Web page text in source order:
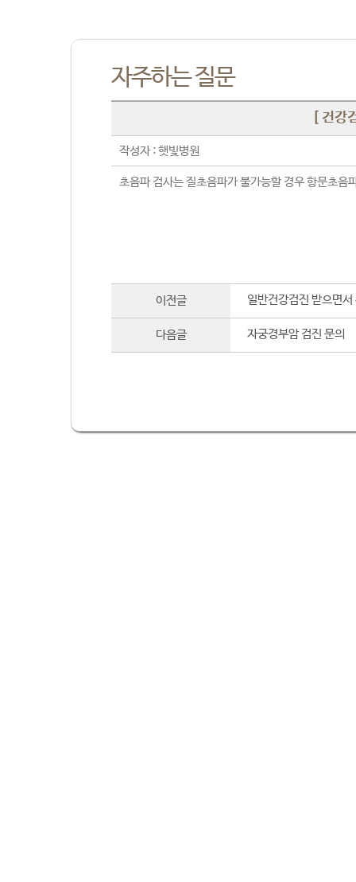
자주하는 질문
[ 건강
작성자 : 햇빛병원
초음파 검사는 질초음파가 불가능할 경우 항문초음
이전글 일반건강검진 받으면
다음글 자궁경부암 검진 문의